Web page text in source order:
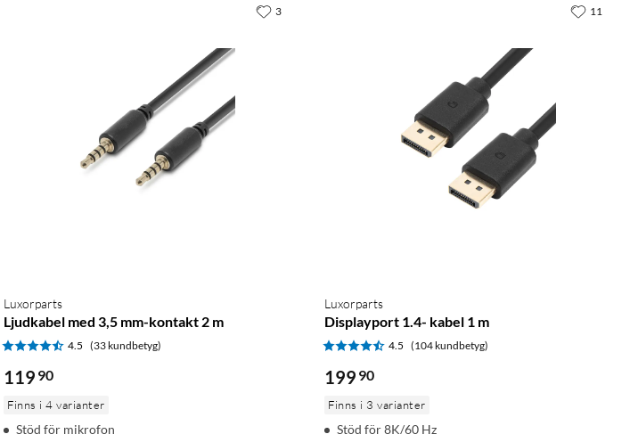
Luxorparts
Ljudkabel med 3,5 mm-kontakt 2 m
4.5 (33 kundbetyg)
119 90
Finns i 4 varianter
Stöd för mikrofon
3
Luxorparts
Displayport 1.4- kabel 1 m
4.5 (104 kundbetyg)
199 90
Finns i 3 varianter
Stöd för 8K/60 Hz
11